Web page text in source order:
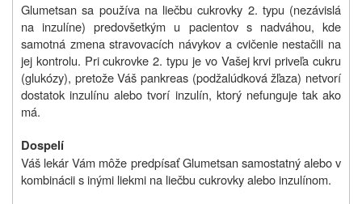
Glumetsan sa používa na liečbu cukrovky 2. typu (nezávislá
na inzulíne) predovšetkým u pacientov s nadváhou, kde
samotná zmena stravovacích návykov a cvičenie nestačili na
jej kontrolu. Pri cukrovke 2. typu je vo Vašej krvi priveľa cukru
(glukózy), pretože Váš pankreas (podžalúdková žľaza) netvorí
dostatok inzulínu alebo tvorí inzulín, ktorý nefunguje tak ako
má.
Dospelí
Váš lekár Vám môže predpísať Glumetsan samostatný alebo v
kombinácii s inými liekmi na liečbu cukrovky alebo inzulínom.